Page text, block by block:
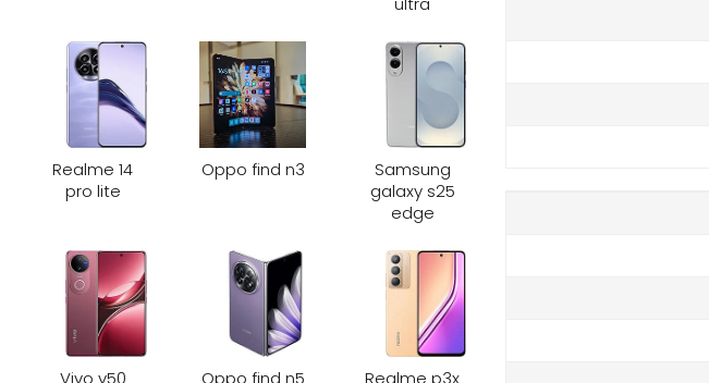
Samsung
galaxy s25
edge
Oppo find n3
Realme 14
pro lite
Realme p3x
Oppo find n5
Vivo v50